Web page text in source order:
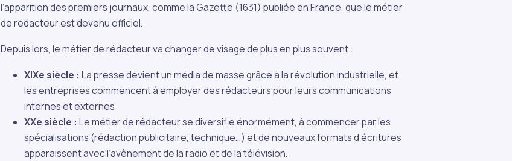
l’apparition des premiers journaux, comme la Gazette (1631) publiée en France, que le métier
de rédacteur est devenu officiel.
Depuis lors, le métier de rédacteur va changer de visage de plus en plus souvent :
XIXe siècle : La presse devient un média de masse grâce à la révolution industrielle, et
les entreprises commencent à employer des rédacteurs pour leurs communications
internes et externes
XXe siècle : Le métier de rédacteur se diversifie énormément, à commencer par les
spécialisations (rédaction publicitaire, technique…) et de nouveaux formats d’écritures
apparaissent avec l’avènement de la radio et de la télévision.